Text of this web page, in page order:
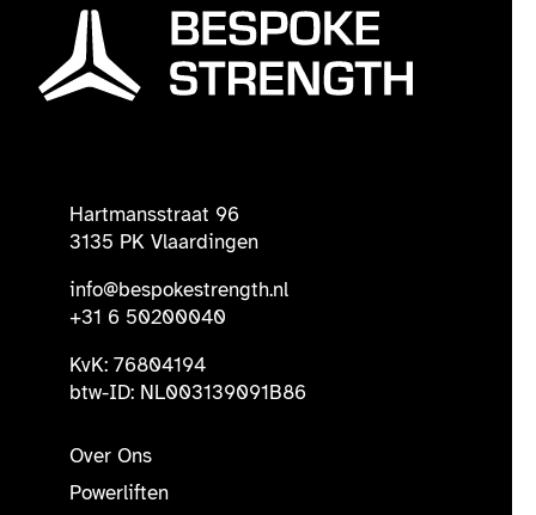
Hartmansstraat 96
3135 PK Vlaardingen
info@bespokestrength.nl
+31 6 50200040
KvK: 76804194
btw-ID: NL003139091B86
Over Ons
Powerliften